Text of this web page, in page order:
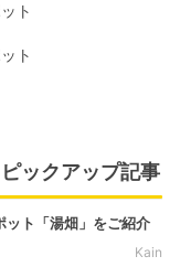
ト
ト
ックアップ記事
ット「湯畑」をご紹介
Kain